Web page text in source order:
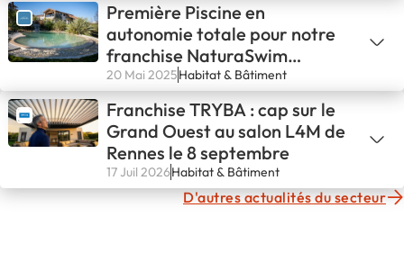
Première Piscine en
autonomie totale pour notre
franchise NaturaSwim
d’Avignon !💪
20 Mai 2025Habitat & Bâtiment
Franchise TRYBA : cap sur le
Grand Ouest au salon L4M de
Rennes le 8 septembre
17 Juil 2026Habitat & Bâtiment
D'autres actualités du secteur